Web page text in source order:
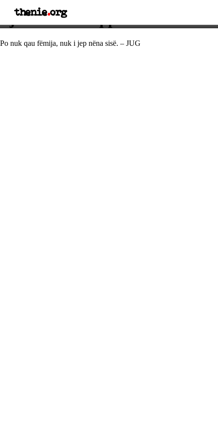
thenie.org
Fjalë e urtë shqiptare
Po nuk qau fëmija, nuk i jep nëna sisë. – JUG